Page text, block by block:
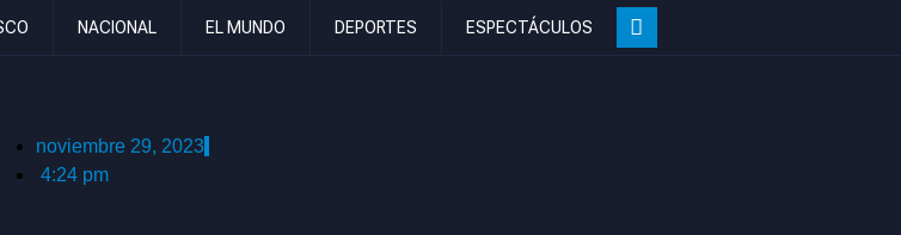
NACIONAL EL MUNDO DEPORTES ESPECTÁCULOS
noviembre 29, 2023
4:24 pm